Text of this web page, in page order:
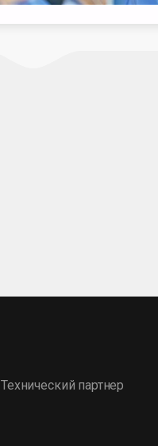
Технический партнер